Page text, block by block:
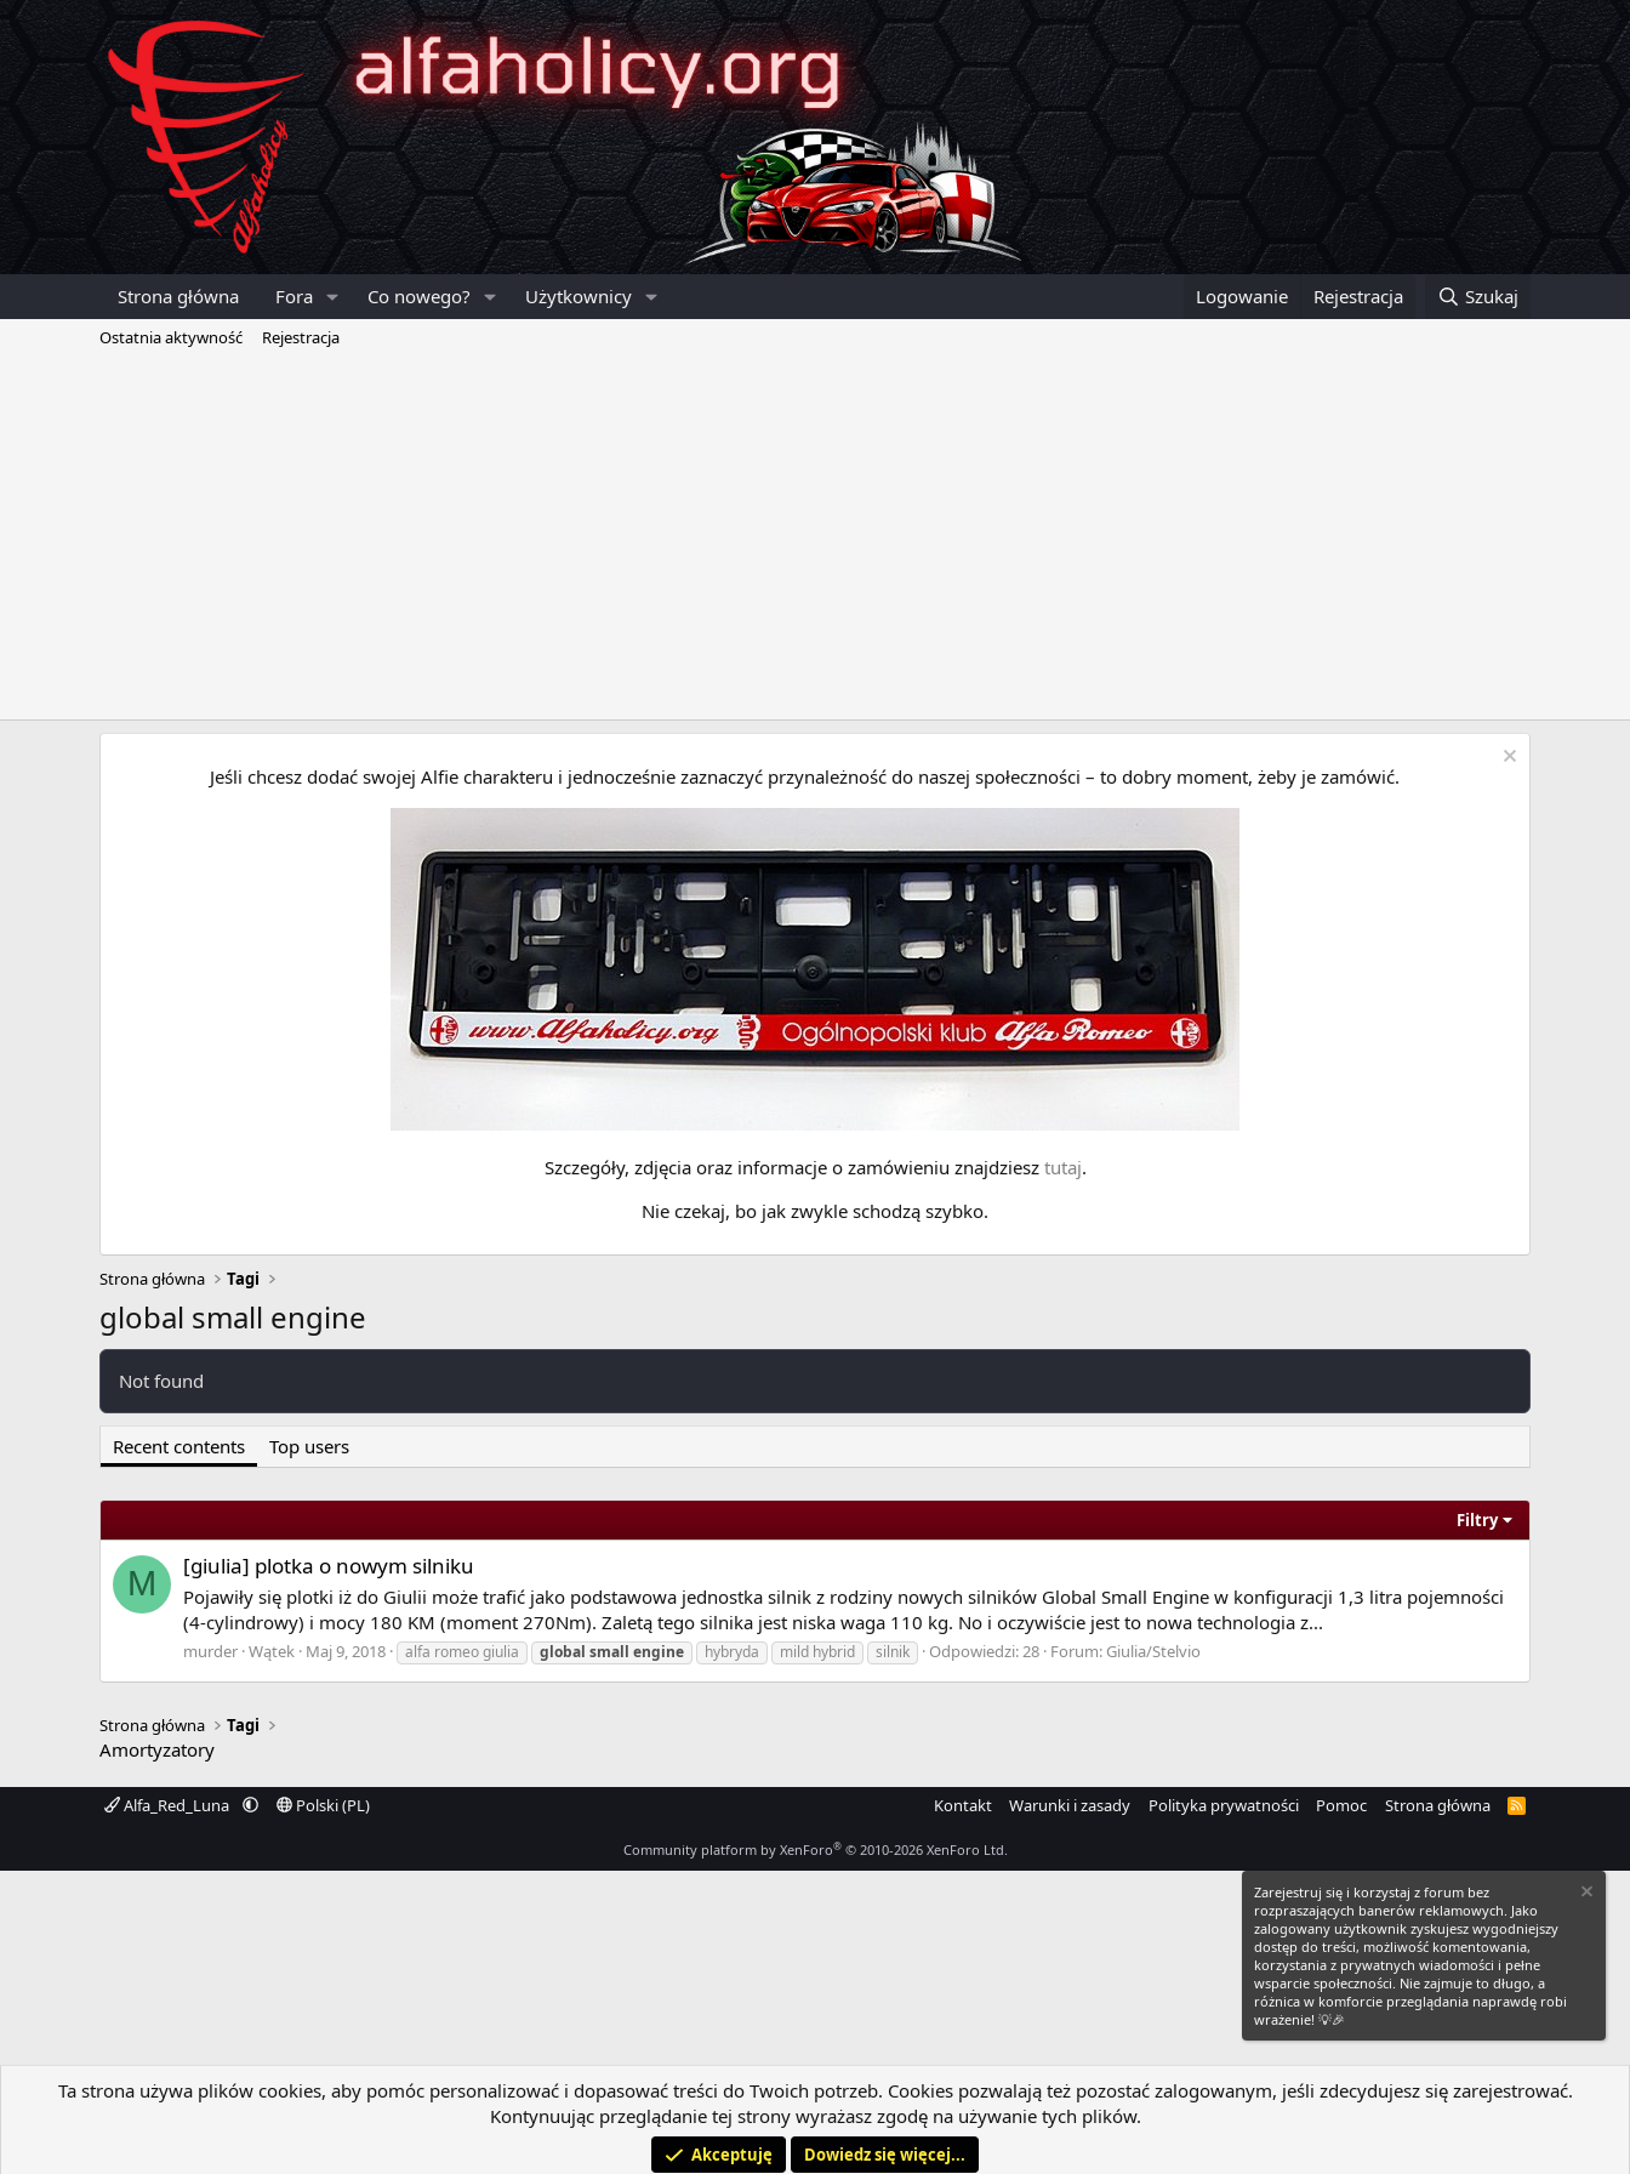
Strona główna Fora Co nowego? Użytkownicy Logowanie Rejestracja Szukaj
Ostatnia aktywność Rejestracja
Jeśli chcesz dodać swojej Alfie charakteru i jednocześnie zaznaczyć przynależność do naszej społeczności – to dobry moment, żeby je zamówić.
Szczegóły, zdjęcia oraz informacje o zamówieniu znajdziesz tutaj.
Nie czekaj, bo jak zwykle schodzą szybko.
Strona główna Tagi
global small engine
Not found
Recent contents Top users
Filtry
M [giulia] plotka o nowym silniku
Pojawiły się plotki iż do Giulii może trafić jako podstawowa jednostka silnik z rodziny nowych silników Global Small Engine w konfiguracji 1,3 litra pojemności
(4-cylindrowy) i mocy 180 KM (moment 270Nm). Zaletą tego silnika jest niska waga 110 kg. No i oczywiście jest to nowa technologia z...
murder Wątek Maj 9, 2018 alfa romeo giulia global small engine hybryda mild hybrid silnik Odpowiedzi: 28 Forum: Giulia/Stelvio
Strona główna Tagi
Amortyzatory
Alfa_Red_Luna Polski (PL) Kontakt Warunki i zasady Polityka prywatności Pomoc Strona główna
R
S
Community platform by XenForo® © 2010-2026 XenForo Ltd.
Zarejestruj się i korzystaj z forum bez
rozpraszających banerów reklamowych. Jako
zalogowany użytkownik zyskujesz wygodniejszy
dostęp do treści, możliwość komentowania,
korzystania z prywatnych wiadomości i pełne
wsparcie społeczności. Nie zajmuje to długo, a
różnica w komforcie przeglądania naprawdę robi
wrażenie! 💡🎉
Ta strona używa plików cookies, aby pomóc personalizować i dopasować treści do Twoich potrzeb. Cookies pozwalają też pozostać zalogowanym, jeśli zdecydujesz się zarejestrować.
Kontynuując przeglądanie tej strony wyrażasz zgodę na używanie tych plików.
Akceptuję Dowiedz się więcej...